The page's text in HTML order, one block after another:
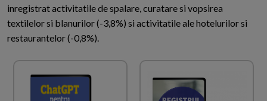
inregistrat activitatile de spalare, curatare si vopsirea
textilelor si blanurilor (-3,8%) si activitatile ale hotelurilor si
restaurantelor (-0,8%).